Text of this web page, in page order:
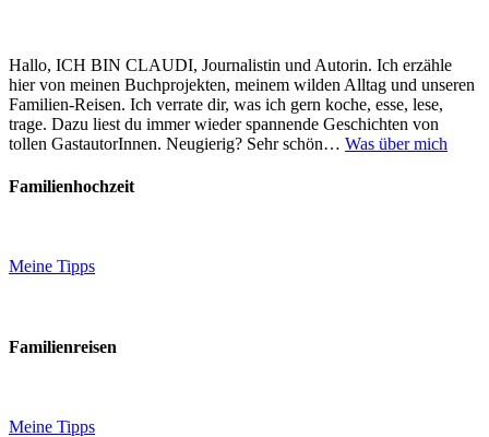
Hallo, ICH BIN CLAUDI, Journalistin und Autorin. Ich erzähle
hier von meinen Buchprojekten, meinem wilden Alltag und unseren
Familien-Reisen. Ich verrate dir, was ich gern koche, esse, lese,
trage. Dazu liest du immer wieder spannende Geschichten von
tollen GastautorInnen. Neugierig? Sehr schön… Was über mich
Familienhochzeit
Meine Tipps
Familienreisen
Meine Tipps